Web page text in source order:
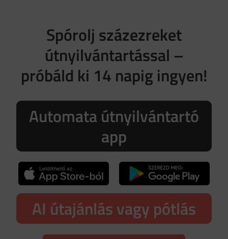
Spórolj százezreket
útnyilvántartással –
próbáld ki 14 napig ingyen!
Automata útnyilvántartó
app
AI útajánlás vagy pótlás